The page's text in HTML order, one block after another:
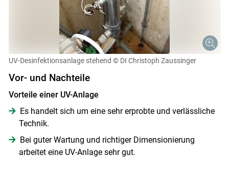
UV-Desinfektionsanlage stehend © DI Christoph Zaussinger
Vor- und Nachteile
Vorteile einer UV-Anlage
Es handelt sich um eine sehr erprobte und verlässliche
Technik.
Bei guter Wartung und richtiger Dimensionierung
arbeitet eine UV-Anlage sehr gut.